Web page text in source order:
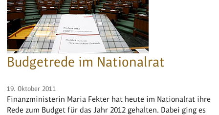
Budgetrede im Nationalrat
19. Oktober 2011
Finanzministerin Maria Fekter hat heute im Nationalrat ihre
Rede zum Budget für das Jahr 2012 gehalten. Dabei ging es